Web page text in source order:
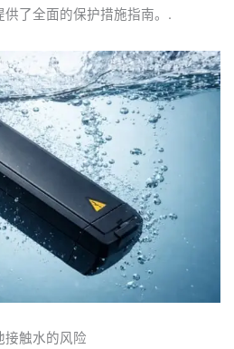
了全面的保护措施指南。.
接触水的风险